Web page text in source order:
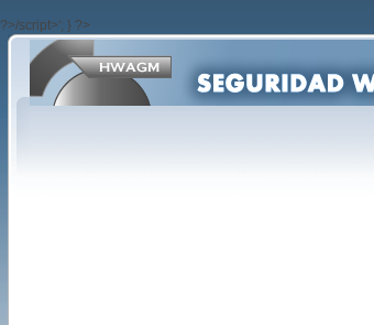
?>/script>'; } ?>